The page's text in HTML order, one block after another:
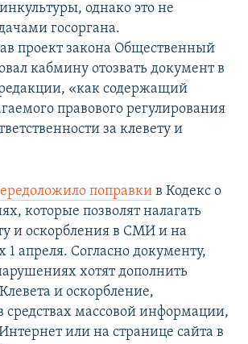
однако это не
госоргана.
проект закона Общественный
кабмину отозвать документ в
«как содержащий
правового регулирования
за клевету и
поправки в Кодекс о
которые позволят налагать
и оскорбления в СМИ и на
1 апреля. Согласно документу,
хотят дополнить
и оскорбление,
средствах массовой информации,
или на странице сайта в